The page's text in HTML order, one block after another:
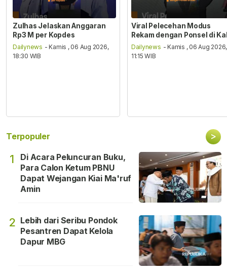
Zulhas Jelaskan Anggaran
Rp3 M per Kopdes
Dailynews - Kamis , 06 Aug 2026,
18:30 WIB
Viral Pelecehan Modus
Rekam dengan Ponsel di
Dailynews - Kamis , 06 Aug 2026,
11:15 WIB
Terpopuler >
1
Di Acara Peluncuran Buku,
Para Calon Ketum PBNU
Dapat Wejangan Kiai Ma'ruf
Amin
2 Lebih dari Seribu Pondok
Pesantren Dapat Kelola
Dapur MBG